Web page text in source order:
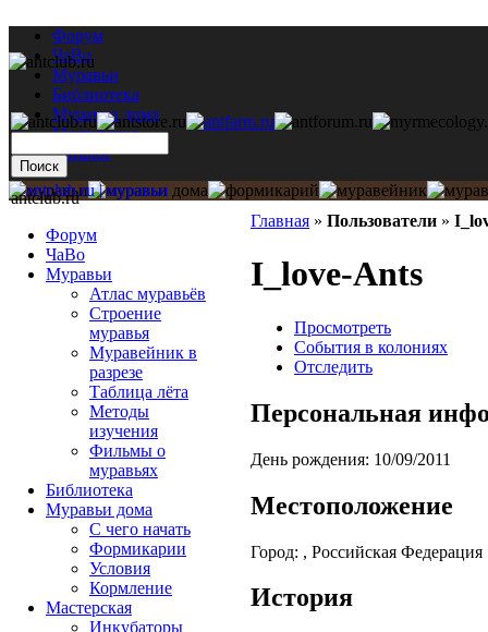
Форум
ЧаВо
Муравьи
Библиотека
Муравьи дома
Мастерская
Каталог
Главная » Пользователи »
I_love-Ants
Просмотреть
События в колониях
Отследить
Персональная
День рождения: 10/09/2011
Местоположение
Город: , Российская Федерация
История
antclub.ru
Форум
ЧаВо
Муравьи
Атлас муравьёв
Строение
муравья
Муравейник в
разрезе
Таблица лёта
Методы
изучения
Фильмы о
муравьях
Библиотека
Муравьи дома
С чего начать
Формикарии
Условия
Кормление
Мастерская
Инкубаторы